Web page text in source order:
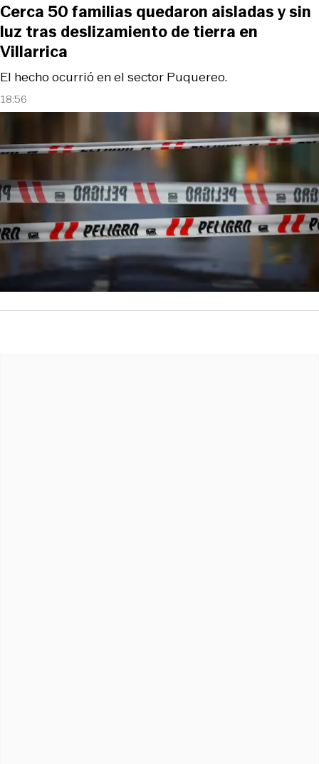
18:56
El hecho ocurrió en el sector Puquereo.
Cerca 50 familias quedaron aisladas y sin
luz tras deslizamiento de tierra en
Villarrica